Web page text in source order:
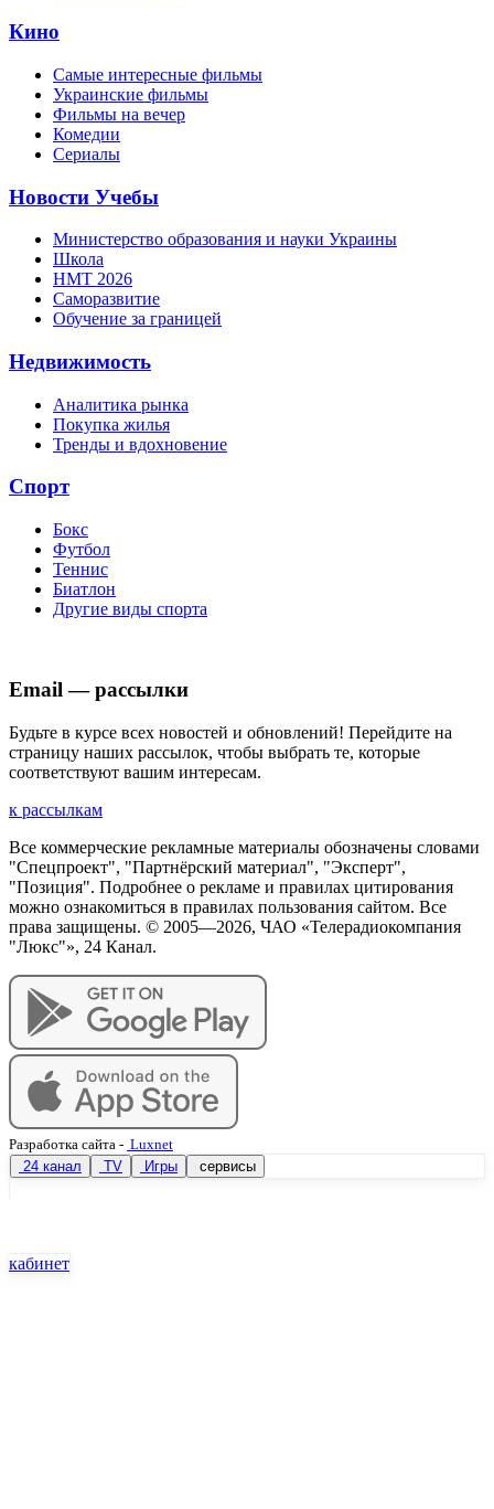
Кино
Самые интересные фильмы
Украинские фильмы
Фильмы на вечер
Комедии
Сериалы
Новости Учебы
Министерство образования и науки Украины
Школа
НМТ 2026
Саморазвитие
Обучение за границей
Недвижимость
Аналитика рынка
Покупка жилья
Тренды и вдохновение
Спорт
Бокс
Футбол
Теннис
Биатлон
Другие виды спорта
Email — рассылки
Будьте в курсе всех новостей и обновлений! Перейдите на
страницу наших рассылок, чтобы выбрать те, которые
соответствуют вашим интересам.
к рассылкам
Все коммерческие рекламные материалы обозначены словами
"Спецпроект", "Партнёрский материал", "Эксперт",
"Позиция". Подробнее о рекламе и правилах цитирования
можно ознакомиться в правилах пользования сайтом. Все
права защищены. © 2005—2026, ЧАО «Телерадиокомпания
"Люкс"», 24 Канал.
Разработка сайта - Luxnet
24 канал
TV Игры сервисы
кабинет